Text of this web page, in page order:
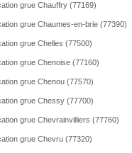
grue Chauffry (77169)
grue Chaumes-en-brie (77390)
grue Chelles (77500)
grue Chenoise (77160)
grue Chenou (77570)
grue Chessy (77700)
grue Chevrainvilliers (77760)
grue Chevru (77320)